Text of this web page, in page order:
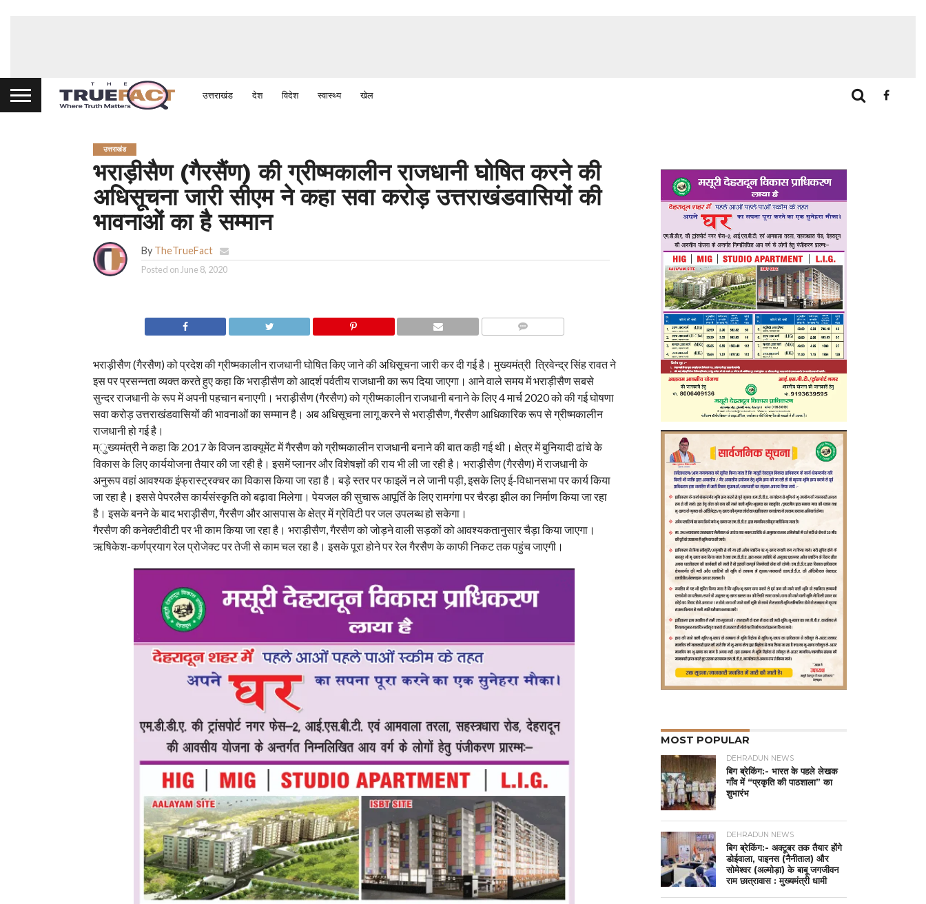
उत्तराखंड देश विदेश स्वास्थ्य खेल
उत्तराखंड
भराड़ीसैण (गैरसैंण) की ग्रीष्मकालीन राजधानी घोषित करने की
अधिसूचना जारी सीएम ने कहा सवा करोड़ उत्तराखंडवासियों की
भावनाओं का है सम्मान
By TheTrueFact
Posted on June 8, 2020
भराड़ीसैण (गैरसैण) को प्रदेश की ग्रीष्मकालीन राजधानी घोषित किए जाने की अधिसूचना जारी कर दी गई है। मुख्यमंत्री त्रिवेन्द्र सिंह रावत ने
इस पर प्रसन्नता व्यक्त करते हुए कहा कि भराड़ीसैण को आदर्श पर्वतीय राजधानी का रूप दिया जाएगा। आने वाले समय में भराड़ीसैण सबसे
सुन्दर राजधानी के रूप में अपनी पहचान बनाएगी। भराड़ीसैण (गैरसैण) को ग्रीष्मकालीन राजधानी बनाने के लिए 4 मार्च 2020 को की गई घोषणा
सवा करोड़ उत्तराखंडवासियों की भावनाओं का सम्मान है। अब अधिसूचना लागू करने से भराड़ीसैण, गैरसैण आधिकारिक रूप से ग्रीष्मकालीन
राजधानी हो गई है।
म्ुख्यमंत्री ने कहा कि 2017 के विजन डाक्यूमेंट में गैरसैण को ग्रीष्मकालीन राजधानी बनाने की बात कही गई थी। क्षेत्र में बुनियादी ढांचे के
विकास के लिए कार्ययोजना तैयार की जा रही है। इसमें प्लानर और विशेषज्ञों की राय भी ली जा रही है। भराड़ीसैण (गैरसैण) में राजधानी के
अनुरूप वहां आवश्यक इंफ्रास्ट्रक्चर का विकास किया जा रहा है। बड़े स्तर पर फाइलें न ले जानी पड़ी, इसके लिए ई-विधानसभा पर कार्य किया
जा रहा है। इससे पेपरलैस कार्यसंस्कृति को बढ़ावा मिलेगा। पेयजल की सुचारू आपूर्ति के लिए रामगंगा पर चैरड़ा झील का निर्माण किया जा रहा
है। इसके बनने के बाद भराड़ीसैण, गैरसैण और आसपास के क्षेत्र में ग्रेविटी पर जल उपलब्ध हो सकेगा।
गैरसैण की कनेक्टीवीटी पर भी काम किया जा रहा है। भराड़ीसैण, गैरसैण को जोड़ने वाली सड़कों को आवश्यकतानुसार चैड़ा किया जाएगा।
ऋषिकेश-कर्णप्रयाग रेल प्रोजेक्ट पर तेजी से काम चल रहा है। इसके पूरा होने पर रेल गैरसैण के काफी निकट तक पहुंच जाएगी।
MOST POPULAR
DEHRADUN NEWS
बिग ब्रेकिंग:- भारत के पहले लेखक
गाँव में “प्रकृति की पाठशाला” का
शुभारंभ
DEHRADUN NEWS
बिग ब्रेकिंग:- अक्टूबर तक तैयार होंगे
डोईवाला, पाइनस (नैनीताल) और
सोमेश्वर (अल्मोड़ा) के बाबू जगजीवन
राम छात्रावास : मुख्यमंत्री धामी